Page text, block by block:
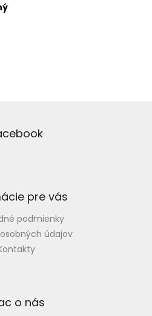
pre vás
podmienky
údajov
o nás